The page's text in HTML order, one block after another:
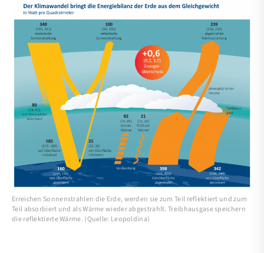
Erreichen Sonnenstrahlen die Erde, werden sie zum Teil reflektiert und zum
Teil absorbiert und als Wärme wieder abgestrahlt. Treibhausgase speichern
die reflektierte Wärme. (Quelle: Leopoldina)